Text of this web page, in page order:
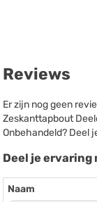
Reviews
Er zijn nog geen
Zeskanttapbout
Onbehandeld? Deel
Deel je ervaring
Naam